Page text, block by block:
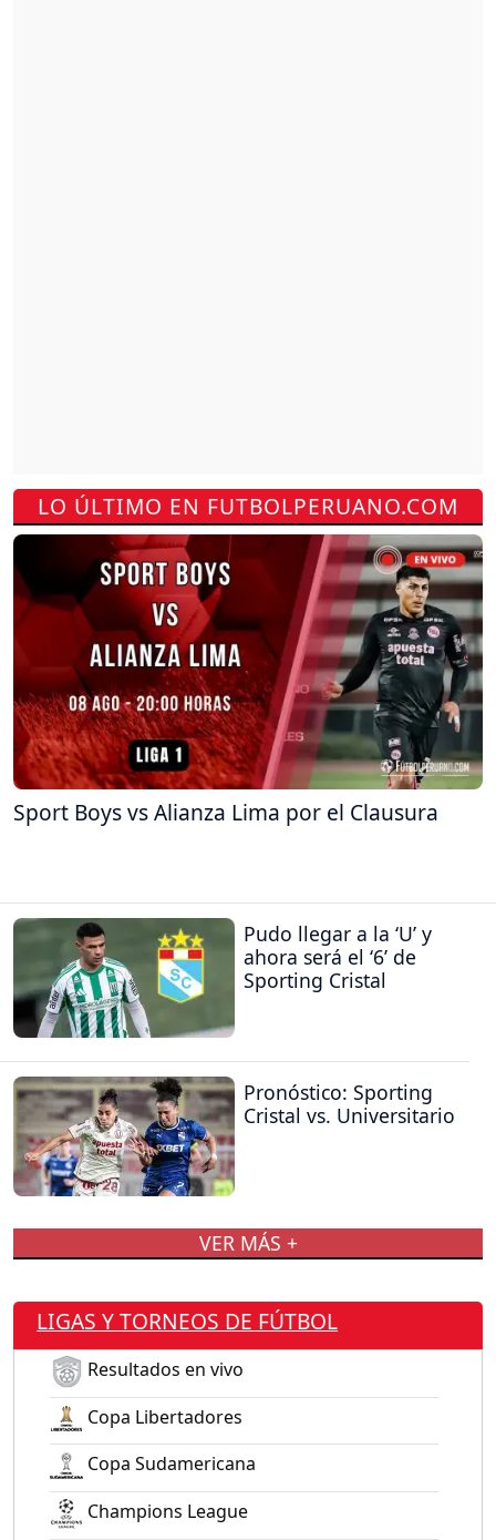
LO ÚLTIMO EN FUTBOLPERUANO.COM
Sport Boys vs Alianza Lima por el Clausura
Pudo llegar a la ‘U’ y
ahora será el ‘6’ de
Sporting Cristal
Pronóstico: Sporting
Cristal vs. Universitario
VER MÁS +
LIGAS Y TORNEOS DE FÚTBOL
Resultados en vivo
Copa Libertadores
Copa Sudamericana
Champions League